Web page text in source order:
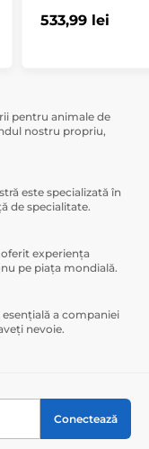
533,99 lei
pentru animale de
nostru propriu,
este specializată în
de specialitate.
experiența
pe piața mondială.
a companiei
nevoie.
Conectează